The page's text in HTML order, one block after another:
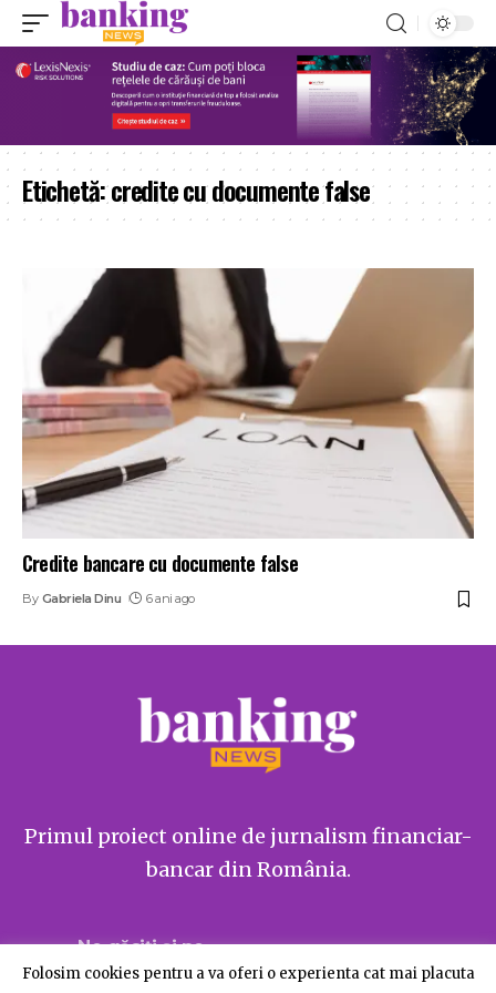
Etichetă:credite cu documente false
Credite bancare cu documente false
By Gabriela Dinu 6 ani ago
Primul proiect online de jurnalism financiar-
bancar din România.
Ne găsiți și pe
Folosim cookies pentru a va oferi o experienta cat mai placuta